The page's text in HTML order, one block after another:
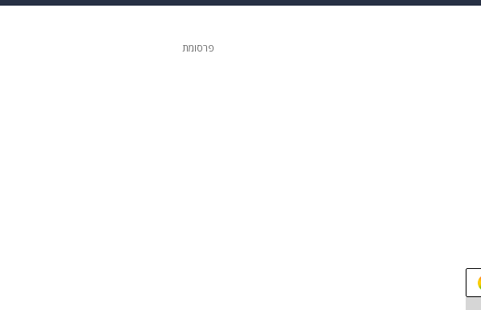
פרסומת